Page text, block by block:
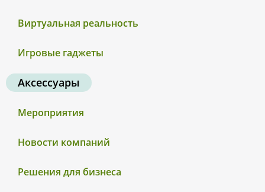
Виртуальная реальность
Игровые гаджеты
Аксессуары
Мероприятия
Новости компаний
Решения для бизнеса